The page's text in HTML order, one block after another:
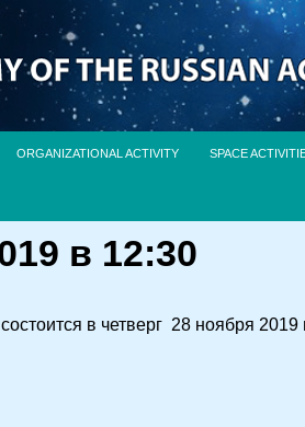
ORGANIZATIONAL ACTIVITY SPACE
в 12:30
в четверг 28 ноября